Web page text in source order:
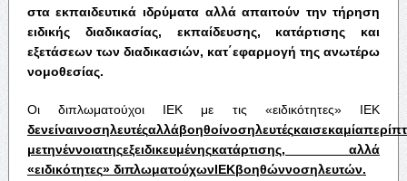
στα εκπαιδευτικά ιδρύματα αλλά απαιτούν την τήρηση
ειδικής
διαδικασίας, εκπαίδευσης, κατάρτισης
και
εξετάσεων των διαδικασιών, κατ΄εφαρμογή της ανωτέρω
νομοθεσίας.
Οι διπλωματούχοι ΙΕΚ με τις «ειδικότητες» ΙΕΚ
δενείναινοσηλευτέςαλλάβοηθοίνοσηλευτέςκαισεκαμία
μετηνέννοιατηςεξειδικευμένηςκατάρτισης,αλλά
«ειδικότητες» διπλωματούχωνΙΕΚβοηθώννοσηλευτών.